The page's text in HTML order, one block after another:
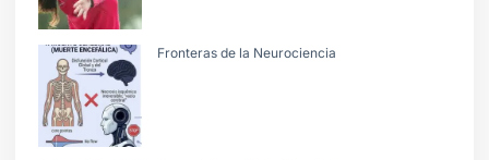
Fronteras de la Neurociencia